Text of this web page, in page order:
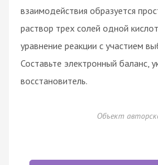
взаимодействия образуется
раствор трех солей одной
уравнение реакции с участием
Составьте электронный баланс,
восстановитель.
Объект